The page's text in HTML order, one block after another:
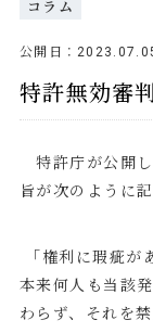
コラム
公開日：
特許無効審
特許庁が公開
旨が次のように
「権利に瑕疵
本来何人も当該
わらず、それを